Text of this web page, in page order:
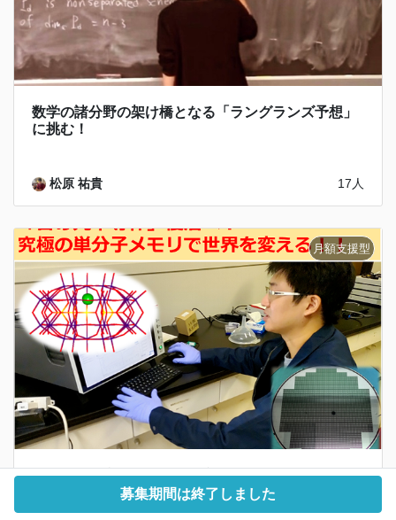
数学の諸分野の架け橋となる「ラングランズ予想」
に挑む！
松原 祐貴 17人
「日の丸半導体」復活へ！究極の単分子メモリで世
募集期間は終了しました